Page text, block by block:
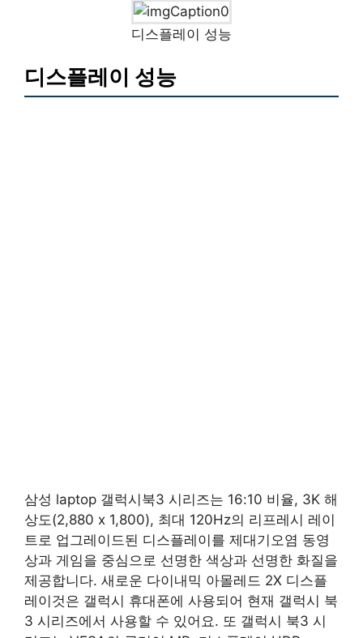
디스플레이 성능
디스플레이 성능
삼성 laptop 갤럭시북3 시리즈는 16:10 비율, 3K 해
상도(2,880 x 1,800), 최대 120Hz의 리프레시 레이
트로 업그레이드된 디스플레이를 제대기오염 동영
상과 게임을 중심으로 선명한 색상과 선명한 화질을
제공합니다. 새로운 다이내믹 아몰레드 2X 디스플
레이것은 갤럭시 휴대폰에 사용되어 현재 갤럭시 북
3 시리즈에서 사용할 수 있어요. 또 갤럭시 북3 시